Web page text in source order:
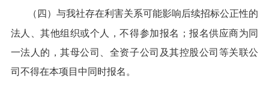
（四）与我社存在利害关系可能影响后续招标公正性的
法人、其他组织或个人，不得参加报名；报名供应商为同
一法人的，其母公司、全资子公司及其控股公司等关联公
司不得在本项目中同时报名。